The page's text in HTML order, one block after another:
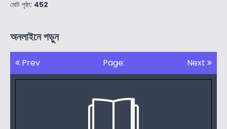
মোট পৃষ্ঠা: 452
অনলাইনে পড়ুন
Prev Page: Next